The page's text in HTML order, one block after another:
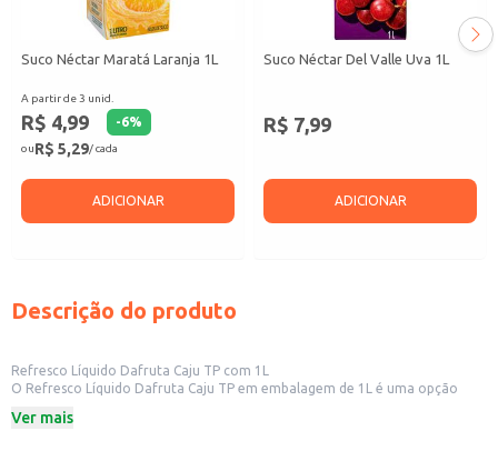
Suco Néctar Maratá Laranja 1L
A partir de 3 unid.
R$ 4,99 -6%
ouR$ 5,29/ cada
ADICIONAR
Suco Néctar Del Valle Uva 1L
R$ 7,99
ADICIONAR
Descrição do produto
Refresco Líquido Dafruta Caju TP com 1L
O Refresco Líquido Dafruta Caju TP em embalagem de 1L é uma opção
embalagem de litro facilita o manuseio e o armazenamento, sendo ideal
Ver mais